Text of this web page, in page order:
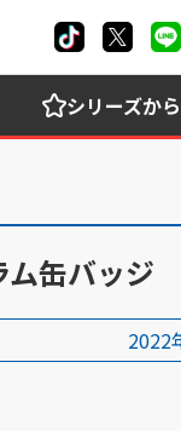
シリーズか
缶バッジ
2022